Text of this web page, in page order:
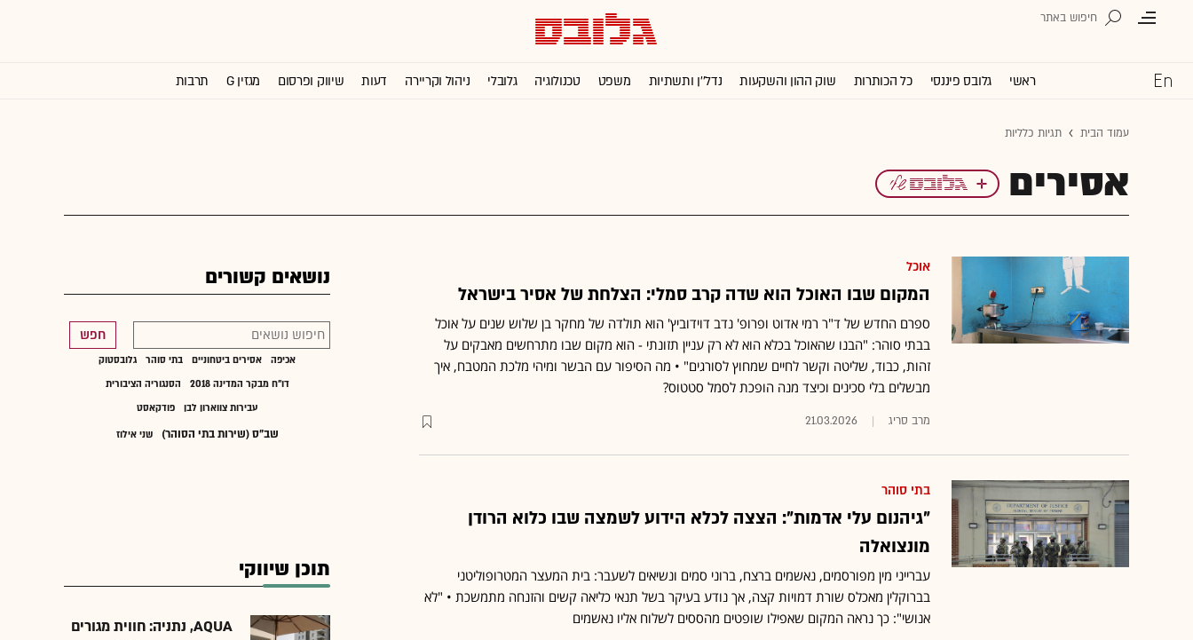
ראשי גלובס פיננסי כל הכותרות שוק ההון והשקעות נדל''ן ותשתיות משפט טכנולוגיה גלובלי ניהול וקריירה דעות שיווק ופרסום מגזין G תרבות
עמוד הבית תגיות כלליות
אסירים
אוכל
המקום שבו האוכל הוא שדה קרב סמלי: הצלחת של אסיר בישראל
ספרם החדש של ד"ר רמי אדוט ופרופ' נדב דוידוביץ' הוא תולדה של מחקר בן שלוש שנים על אוכל
בבתי סוהר: "הבנו שהאוכל בכלא הוא לא רק עניין תזונתי - הוא מקום שבו מתרחשים מאבקים על
זהות, כבוד, שליטה וקשר לחיים שמחוץ לסורגים" • מה הסיפור עם הבשר ומיהי מלכת המטבח, איך
מבשלים בלי סכינים וכיצד מנה הופכת לסמל סטטוס?
מרב סריג 21.03.2026
בתי סוהר
"גיהנום עלי אדמות": הצצה לכלא הידוע לשמצה שבו כלוא הרודן
מונצואלה
עברייני מין מפורסמים, נאשמים ברצח, ברוני סמים ונשיאים לשעבר: בית המעצר המטרופוליטני
בברוקלין מאכלס שורת דמויות קצה, אך נודע בעיקר בשל תנאי כליאה קשים והזנחה מתמשכת • "לא
אנושי": כך נראה המקום שאפילו שופטים מהססים לשלוח אליו נאשמים
נושאים קשורים
חפש
אכיפה אסירים ביטחוניים בתי סוהר
גלובסטוק
דו"ח מבקר המדינה 2018
הסנגוריה הציבורית
עבירות צווארון לבן
פודקאסט
שב"ס (שירות בתי הסוהר) שני אילוז
תוכן שיווקי
AQUA, נתניה: חווית מגורים